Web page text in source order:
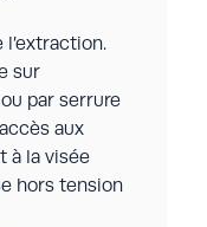
sur
par serrure
aux
à la visée
hors tension